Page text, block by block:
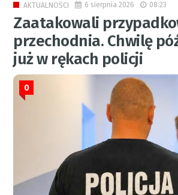
AKTUALNOŚCI 6 sierpnia 2026 08:23
Zaatakowali
przechodnia. Chwilę
już w rękach policji
0